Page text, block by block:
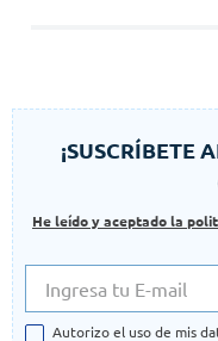
¡SUSCRÍBETE
He leído y aceptado la
Autorizo el uso de mis